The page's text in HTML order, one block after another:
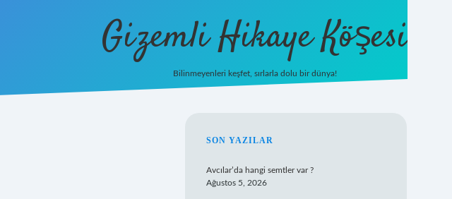
Gizemli Hikaye Köşesi
Bilinmeyenleri keşfet, sırlarla dolu bir dünya!
SIDEBAR
SON YAZILAR
Avcılar’da hangi semtler var ?
Ağustos 5, 2026